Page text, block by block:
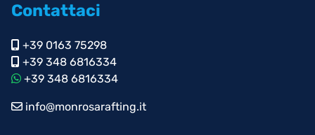
Contattaci
+39 0163 75298
+39 348 6816334
+39 348 6816334
info@monrosarafting.it